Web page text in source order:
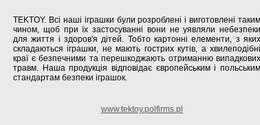
TEKTOY. Всі наші іграшки були розроблені і виготовлені таким
чином, щоб при їх застосуванні вони не уявляли небезпеки
для життя і здоров'я дітей. Тобто картонні елементи, з яких
складаються іграшки, не мають гострих кутів, а хвилеподібні
краї є безпечними та перешкоджають отриманню випадкових
травм. Наша продукція відповідає європейським і польським
стандартам безпеки іграшок.
www.tektoy.polfirms.pl